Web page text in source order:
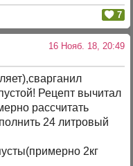
7
16 Нояб. 18, 20:49
Рецепт вычитал
рассчитать
24 литровый
2кг